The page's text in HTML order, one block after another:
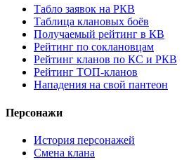
Табло заявок на РКВ
Таблица клановых боёв
Получаемый рейтинг в КВ
Рейтинг по соклановцам
Рейтинг кланов по КС и РКВ
Рейтинг ТОП-кланов
Нападения на свой пантеон
Персонажи
История персонажей
Смена клана